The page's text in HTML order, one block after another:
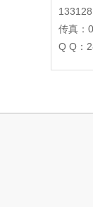
传真：
Q Q：